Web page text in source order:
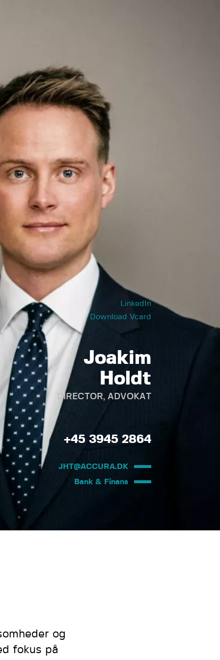
LinkedIn
Download Vcard
Joakim
Holdt
DIRECTOR, ADVOKAT
+45 3945 2864
JHT@ACCURA.DK
Bank & Finans
og
fokus på